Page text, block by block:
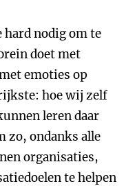
hard nodig om te
doet met
emoties op
hoe wij zelf
leren daar
zo, ondanks alle
organisaties,
te helpen